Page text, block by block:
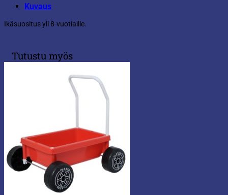
Kuvaus
Ikäsuositus yli 8-vuotiaille.
Tutustu myös